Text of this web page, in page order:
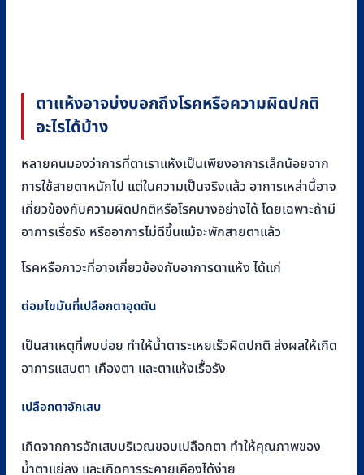
ตาแห้งอาจบ่งบอกถึงโรคหรือความผิดปกติ
อะไรได้บ้าง
หลายคนมองว่าการที่ตาเราแห้งเป็นเพียงอาการเล็กน้อยจาก
การใช้สายตาหนักไป แต่ในความเป็นจริงแล้ว อาการเหล่านี้อาจ
เกี่ยวข้องกับความผิดปกติหรือโรคบางอย่างได้ โดยเฉพาะถ้ามี
อาการเรื่อรัง หรืออาการไม่ดีขึ้นแม้จะพักสายตาแล้ว
โรคหรือภาวะที่อาจเกี่ยวข้องกับอาการตาแห้ง ได้แก่
ต่อมไขมันที่เปลือกตาอุดตัน
เป็นสาเหตุที่พบบ่อย ทำให้น้ำตาระเหยเร็วผิดปกติ ส่งผลให้เกิด
อาการแสบตา เคืองตา และตาแห้งเรื้อรัง
เปลือกตาอักเสบ
เกิดจากการอักเสบบริเวณขอบเปลือกตา ทำให้คุณภาพของ
น้ำตาแย่ลง และเกิดการระคายเคืองได้ง่าย